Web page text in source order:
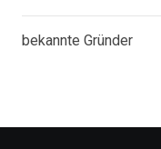
bekannte Gründer